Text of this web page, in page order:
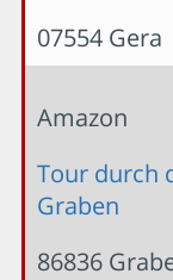
07554 Gera
Amazon
Tour durch
Graben
86836